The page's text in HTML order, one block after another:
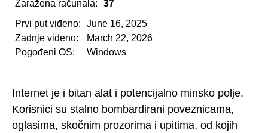
Zaražena računala:
37
Prvi put viđeno:
June 16, 2025
Zadnje viđeno:
March 22, 2026
Pogođeni OS:
Windows
Internet je i bitan alat i potencijalno minsko polje.
Korisnici su stalno bombardirani poveznicama,
oglasima, skočnim prozorima i upitima, od kojih